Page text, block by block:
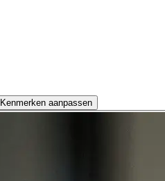
Kenmerken aanpassen